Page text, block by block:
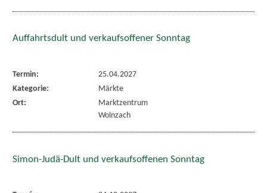
Auffahrtsdult und verkaufsoffener Sonntag
Termin:
25.04.2027
Kategorie:
Märkte
Ort:
Marktzentrum
Wolnzach
Simon-Judä-Dult und verkaufsoffenen Sonntag